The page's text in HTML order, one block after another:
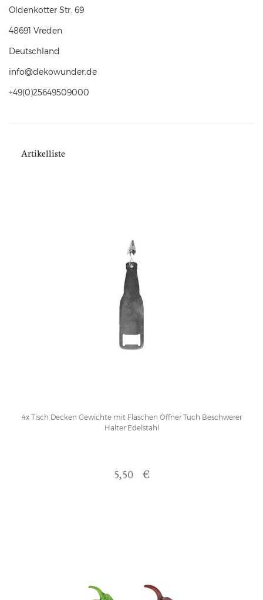
Oldenkotter Str. 69
48691 Vreden
Deutschland
info@dekowunder.de
+49(0)25649509000
Artikelliste
4x Tisch Decken Gewichte mit Flaschen Öffner Tuch Beschwerer
Halter Edelstahl
5,50 €